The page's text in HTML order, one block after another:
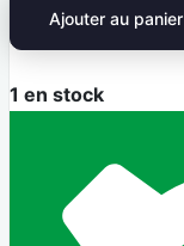
Ajouter au panier
1 en stock